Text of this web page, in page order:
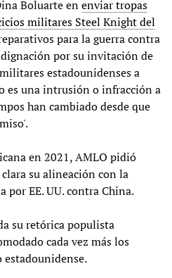
Boluarte enenviar tropas
militares Steel Knight del
para la guerra contra
por su invitación de
estadounidenses a
es una intrusión o infracción a
han cambiado desde que
en 2021, AMLO pidió
su alineación con la
por EE. UU. contra China.
su retórica populista
cada vez más los